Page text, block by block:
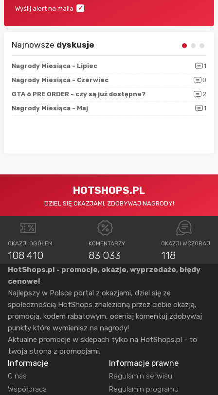
Wyślij alert na maila
Najnowsze dyskusje
Nagrody Miesiąca - Lipiec
1
Nagrody Miesiąca - Czerwiec
0
GTA 6 PRE ORDER - czy są już dostępne?
2
Nagrody Miesiąca - Maj
1
HOTSHOPS.PL
DZIEL SIĘ OKAZJAMI, ZDOBYWAJ NAGRODY!
OKAZJI OGÓŁEM
108 410
KOMENTARZY
83 033
OKAZJI WCZORAJ
118
HotShops.pl - promocje, okazje, wyprzedaże, błędy
cenowe!
Najlepszy w Polsce portal z okazjami, dziel się ze
społecznością HotShops znalezioną przez ciebie okazją,
promocją, kodem rabatowym, oceniaj komentuj zdobywaj
punkty które wymienisz na nagrody!
Aktualne promocje w sklepach tylko na HotShops.pl - to
twoja strona z promocjami.
Informacje
O nas
Współpraca
Informacje prawne
Regulamin serwisu
Regulamin programu